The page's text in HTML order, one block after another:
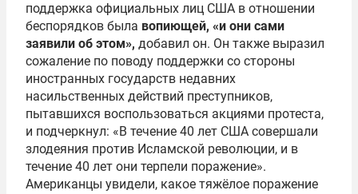
поддержка официальных лиц США в отношении
беспорядков была вопиющей, «и они сами
заявили об этом», добавил он. Он также выразил
сожаление по поводу поддержки со стороны
иностранных государств недавних
насильственных действий преступников,
пытавшихся воспользоваться акциями протеста,
и подчеркнул: «В течение 40 лет США совершали
злодеяния против Исламской революции, и в
течение 40 лет они терпели поражение».
Американцы увидели, какое тяжёлое поражение